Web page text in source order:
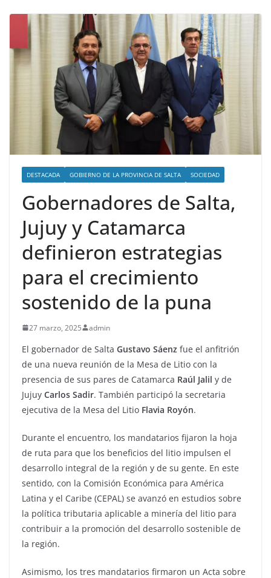
DESTACADA GOBIERNO DE LA PROVINCIA DE SALTA SOCIEDAD
Gobernadores de Salta,
Jujuy y Catamarca
definieron estrategias
para el crecimiento
sostenido de la puna
27 marzo, 2025 admin
El gobernador de Salta Gustavo Sáenz fue el anfitrión
de una nueva reunión de la Mesa de Litio con la
presencia de sus pares de Catamarca Raúl Jalil y de
Jujuy Carlos Sadir. También participó la secretaria
ejecutiva de la Mesa del Litio Flavia Royón.
Durante el encuentro, los mandatarios fijaron la hoja
de ruta para que los beneficios del litio impulsen el
desarrollo integral de la región y de su gente. En este
sentido, con la Comisión Económica para América
Latina y el Caribe (CEPAL) se avanzó en estudios sobre
la política tributaria aplicable a minería del litio para
contribuir a la promoción del desarrollo sostenible de
la región.
Asimismo, los tres mandatarios firmaron un Acta sobre